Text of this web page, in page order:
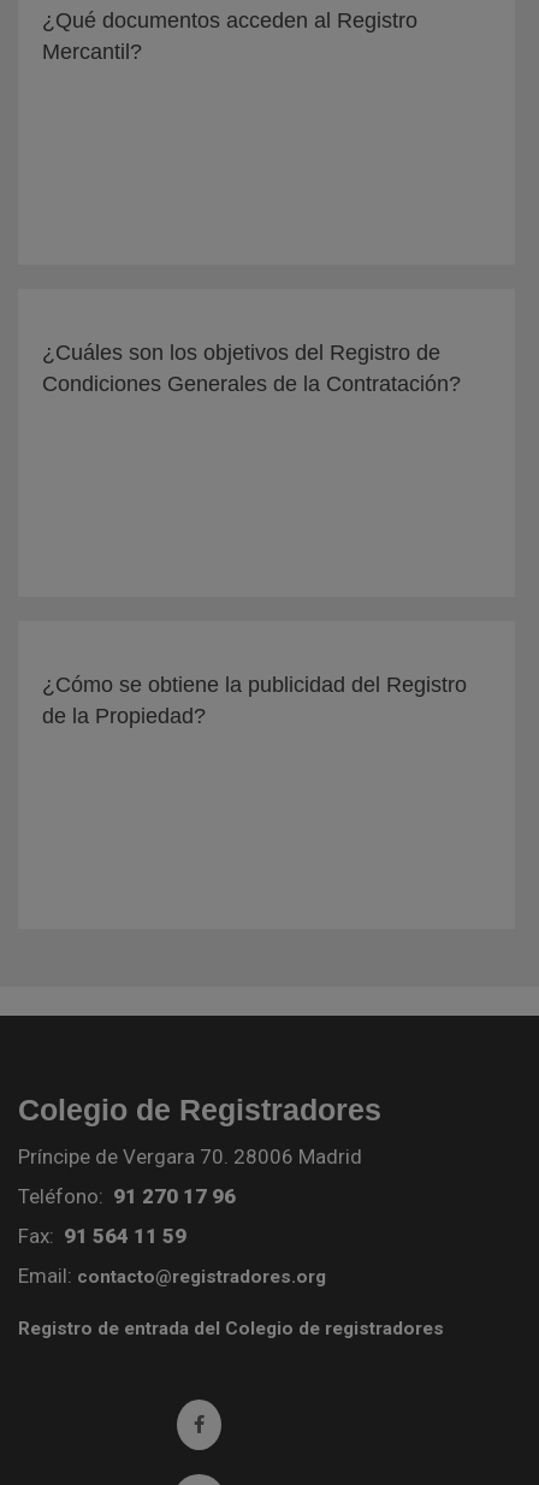
¿Qué documentos acceden al Registro
Mercantil?
¿Cuáles son los objetivos del Registro de
Condiciones Generales de la Contratación?
¿Cómo se obtiene la publicidad del Registro
de la Propiedad?
Colegio de Registradores
Príncipe de Vergara 70. 28006 Madrid
Teléfono: 91 270 17 96
Fax: 91 564 11 59
Email: contacto@registradores.org
Registro de entrada del Colegio de registradores
Ir a facebook (abre en ventana nueva)